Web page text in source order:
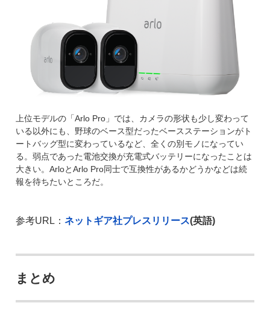
上位モデルの「Arlo Pro」では、カメラの形状も少し変わって
いる以外にも、野球のベース型だったベースステーションがト
ートバッグ型に変わっているなど、全くの別モノになってい
る。弱点であった電池交換が充電式バッテリーになったことは
大きい。ArloとArlo Pro同士で互換性があるかどうかなどは続
報を待ちたいところだ。
参考URL：ネットギア社プレスリリース(英語)
まとめ